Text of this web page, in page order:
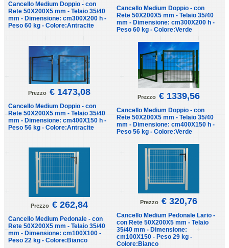
Cancello Medium Doppio - con
Rete 50X200X5 mm - Telaio 35/40
mm - Dimensione: cm300X200 h -
Peso 60 kg - Colore:Antracite
Cancello Medium Doppio - con
Rete 50X200X5 mm - Telaio 35/40
mm - Dimensione: cm300X200 h -
Peso 60 kg - Colore:Verde
Prezzo € 1473,08
Cancello Medium Doppio - con
Rete 50X200X5 mm - Telaio 35/40
mm - Dimensione: cm400X150 h -
Peso 56 kg - Colore:Antracite
Prezzo € 1339,56
Cancello Medium Doppio - con
Rete 50X200X5 mm - Telaio 35/40
mm - Dimensione: cm400X150 h -
Peso 56 kg - Colore:Verde
Prezzo € 262,84
Cancello Medium Pedonale - con
Rete 50X200X5 mm - Telaio 35/40
mm - Dimensione: cm100X100 -
Peso 22 kg - Colore:Bianco
Prezzo € 320,76
Cancello Medium Pedonale Lario -
con Rete 50X200X5 mm - Telaio
35/40 mm - Dimensione:
cm100X150 - Peso 29 kg -
Colore:Bianco